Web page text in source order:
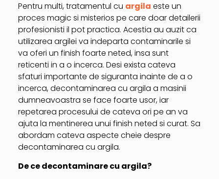
Pentru multi, tratamentul cu argila este un
proces magic si misterios pe care doar detailerii
profesionisti il pot practica. Acestia au auzit ca
utilizarea argilei va indeparta contaminarile si
va oferi un finish foarte neted, insa sunt
reticenti in a o incerca. Desi exista cateva
sfaturi importante de siguranta inainte de a o
incerca, decontaminarea cu argila a masinii
dumneavoastra se face foarte usor, iar
repetarea procesului de cateva ori pe an va
ajuta la mentinerea unui finish neted si curat. Sa
abordam cateva aspecte cheie despre
decontaminarea cu argila.
De ce decontaminare cu argila?